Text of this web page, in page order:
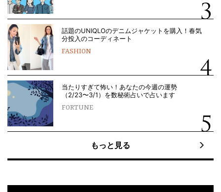
話題のUNIQLOのデニムジャケットを購入！春気
分投入のコーディネート
FASHION
当たりすぎて怖い！あなたの今週の運勢
（2/23〜3/1）を数秘術占いで占います
FORTUNE
もっと見る